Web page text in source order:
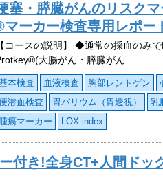
塞・膵臓がんのリスク
ーカー検査専用レポー
【コースの説明】 ◆通常の採血のみ
大腸がん・膵臓がん...
本検査 血液検査 胸部レントゲン
潜血検査
胃バリウム（胃透視） 乳
腫瘍マーカー
LOX-index
付き!全身CT+人間ドッ